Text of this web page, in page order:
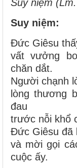
Suy niệm (
Suy niệm:
Ðức Giêsu
vất vưởng
chăn dắt.
Người chạnh
lòng thương
đau
trước nỗi khổ
Ðức Giêsu đã
và mời gọi
cuộc ấy.